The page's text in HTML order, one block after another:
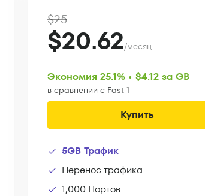
$25
$20.62/месяц
Экономия 25.1% • $4.12 за GB
в сравнении с Fast 1
Купить
5GB Трафик
Перенос трафика
1,000 Портов